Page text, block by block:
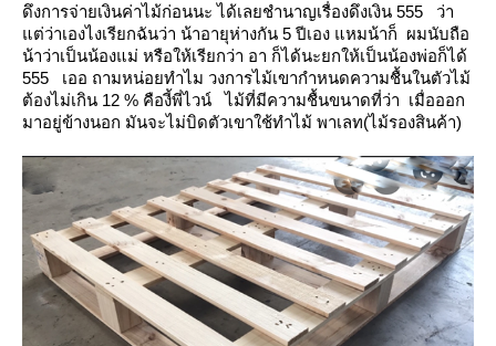
ดึงการจ่ายเงินค่าไม้ก่อนนะ ได้เลยชำนาญเรื่องดึงเงิน 555 ว่า
ต่ว่าเองไงเรียกฉันว่า น้าอายุห่างกัน 5 ปีเอง หมน้าก็ ผมนับถือ
น้าว่าเป็นน้องแม่ หรือให้เรียกว่า อา ก็ได้นะยกให้เป็นน้องพ่อก็ได้
555
เออ ถามหน่อยทำไม วงการไม้เขากำหนดความชื้นในตัวไม้
ต้องไม่เกิน 12 % คืองี้พี่ไวน์ ไม้ที่มีความชื้นขนาดที่ว่า เมื่อออก
มาอยู่ข้างนอก มันจะไม่บิดตัวเขาใช้ทำไม้ พาเลท(ไม้รองสินค้า)